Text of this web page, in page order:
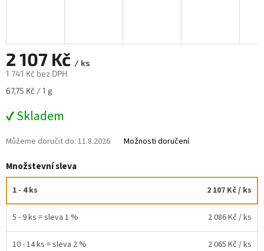
2 107 Kč / ks
1 741 Kč bez DPH
Měrná
67,75 Kč / 1 g
✔ Skladem
Můžeme doručit do: 11.8.2026 Možnosti doručení
Množstevní sleva
1 - 4 ks 2 107 Kč/ ks
5 - 9 ks = sleva 1 % 2 086 Kč / ks
10 - 14 ks = sleva 2 % 2 065 Kč / ks